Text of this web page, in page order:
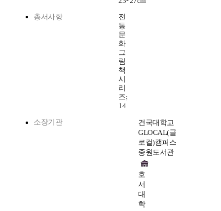
총서사항
전
통
문
화
그
림
책
시
리
즈;
14
소장기관
건국대학교
GLOCAL(글
로컬)캠퍼스
중원도서관
호
서
대
학